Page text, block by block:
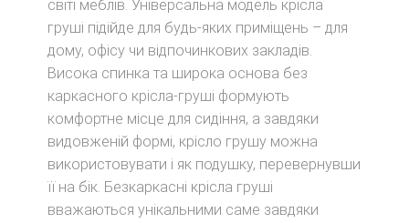
світі меблів. Універсальна модель крісла
груші підійде для будь-яких приміщень – для
дому, офісу чи відпочинкових закладів.
Висока спинка та широка основа без
каркасного крісла-груші формують
комфортне місце для сидіння, а завдяки
видовженій формі, крісло грушу можна
використовувати і як подушку, перевернувши
її на бік. Безкаркасні крісла груші
вважаються унікальними саме завдяки